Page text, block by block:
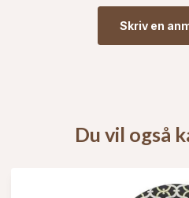
Skriv en
Du vil også